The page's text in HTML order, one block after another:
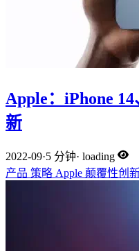
Apple：iPhone
新
2022-09·5 分钟· loading
产品 策略 Apple 颠覆性创